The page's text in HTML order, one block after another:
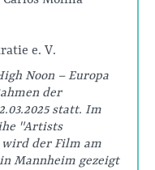
e. V.
Noon – Europa
der
statt. Im
"Artists
der Film am
Mannheim gezeigt